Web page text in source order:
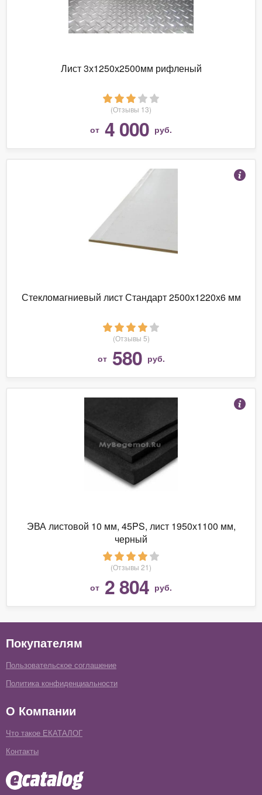
Лист 3х1250х2500мм рифленый
(Отзывы 13)
от 4 000 руб.
Стекломагниевый лист Стандарт 2500х1220х6 мм
(Отзывы 5)
от 580 руб.
ЭВА листовой 10 мм, 45PS, лист 1950х1100 мм,
черный
(Отзывы 21)
от 2 804 руб.
Покупателям
Пользовательское соглашение
Политика конфиденциальности
О Компании
Что такое ЕКАТАЛОГ
Контакты